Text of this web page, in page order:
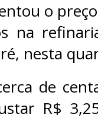
o
na
nesta
de
R$